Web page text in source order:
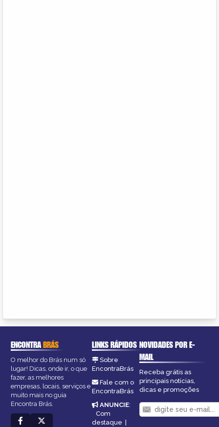
ENCONTRABRÁS
O melhor do Brás num só
lugar! Dicas, onde ir, o que
fazer, as melhores
empresas, locais, serviços e
muito mais no guia
Encontra Brás.
LINKS RÁPIDOS
Sobre
EncontraBrás
Fale com o
EncontraBrás
ANUNCIE:
Com
destaque
NOVIDADES POR E-
MAIL
Receba grátis as
principais notícias,
dicas e promoções